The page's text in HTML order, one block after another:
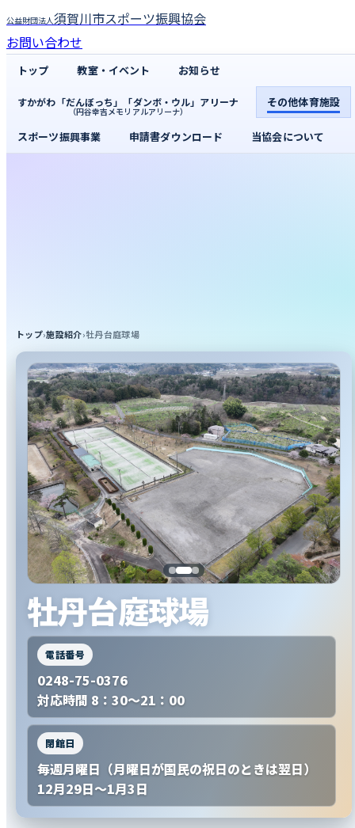
公益財団法人須賀川市スポーツ振興協会
お問い合わせ
トップ 教室・イベント お知らせ
すかがわ「だんぼっち」「ダンボ・ウル」アリーナ
（円谷幸吉メモリアルアリーナ）
その他体育施設
スポーツ振興事業 申請書ダウンロード 当協会について
トップ›施設紹介›牡丹台庭球場
牡丹台庭球場
電話番号
0248-75-0376
対応時間 8：30～21：00
閉館日
毎週月曜日（月曜日が国民の祝日のときは翌日）
12月29日～1月3日